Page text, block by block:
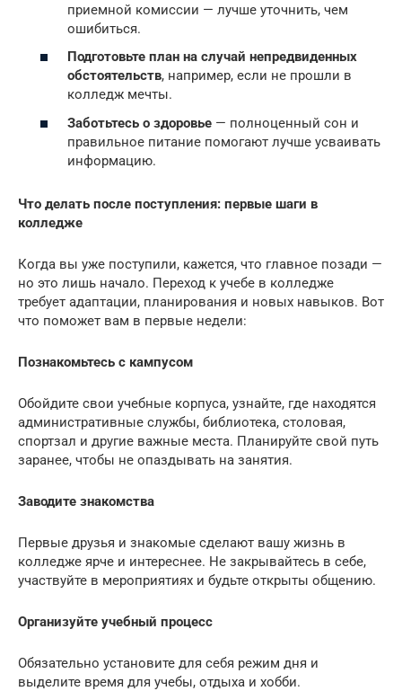
приемной комиссии — лучше уточнить, чем
ошибиться.
Подготовьте план на случай непредвиденных
обстоятельств, например, если не прошли в
колледж мечты.
Заботьтесь о здоровье — полноценный сон и
правильное питание помогают лучше усваивать
информацию.
Что делать после поступления: первые шаги в
колледже
Когда вы уже поступили, кажется, что главное позади —
но это лишь начало. Переход к учебе в колледже
требует адаптации, планирования и новых навыков. Вот
что поможет вам в первые недели:
Познакомьтесь с кампусом
Обойдите свои учебные корпуса, узнайте, где находятся
административные службы, библиотека, столовая,
спортзал и другие важные места. Планируйте свой путь
заранее, чтобы не опаздывать на занятия.
Заводите знакомства
Первые друзья и знакомые сделают вашу жизнь в
колледже ярче и интереснее. Не закрывайтесь в себе,
участвуйте в мероприятиях и будьте открыты общению.
Организуйте учебный процесс
Обязательно установите для себя режим дня и
выделите время для учебы, отдыха и хобби.